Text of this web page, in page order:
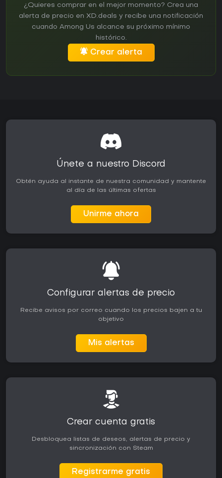
¿Quieres comprar en el mejor momento? Crea una
alerta de precio en XD.deals y recibe una notificación
cuando Among Us alcance su próximo mínimo
histórico.
Crear alerta
Únete a nuestro Discord
Obtén ayuda al instante de nuestra comunidad y mantente
al día de las últimas ofertas
Unirme ahora
Configurar alertas de precio
Recibe avisos por correo cuando los precios bajen a tu
objetivo
Mis alertas
Crear cuenta gratis
Desbloquea listas de deseos, alertas de precio y
sincronización con Steam
Registrarme gratis